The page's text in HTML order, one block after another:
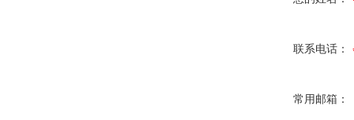
联系电话：
常用邮箱：